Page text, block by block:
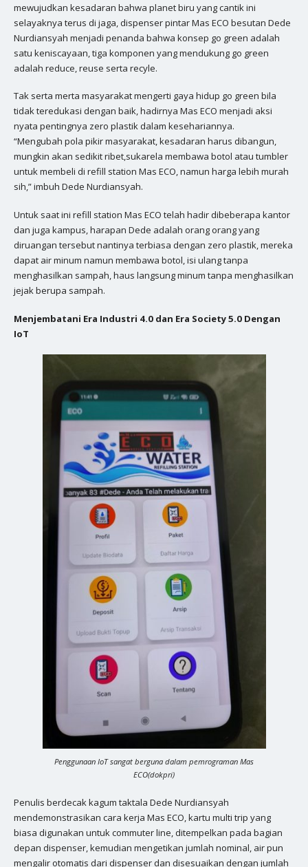
mewujudkan kesadaran bahwa planet biru yang cantik ini
selayaknya terus di jaga, dispenser pintar Mas ECO besutan Dede
Nurdiansyah menjadi penanda bahwa konsep go green adalah
satu keniscayaan, tiga komponen yang mendukung go green
adalah reduce, reuse serta recyle.
Tak serta merta masyarakat mengerti gaya hidup go green bila
tidak teredukasi dengan baik, hadirnya Mas ECO menjadi aksi
nyata pentingnya zero plastik dalam kesehariannya.
“Mengubah pola pikir masyarakat, kesadaran harus dibangun,
mungkin akan sedikit ribet,sukarela membawa botol atau tumbler
untuk membeli di refill station Mas ECO, namun harga lebih murah
sih,” imbuh Dede Nurdiansyah.
Untuk saat ini refill station Mas ECO telah hadir dibeberapa kantor
dan juga kampus, harapan Dede adalah orang orang yang
diruangan tersebut nantinya terbiasa dengan zero plastik, mereka
dapat air minum namun membawa botol, isi ulang tanpa
menghasilkan sampah, haus langsung minum tanpa menghasilkan
jejak berupa sampah.
Menjembatani Era Industri 4.0 dan Era Society 5.0 Dengan
IoT
Penggunaan IoT sangat berguna dalam pemrograman Mas
ECO(dokpri)
Penulis berdecak kagum taktala Dede Nurdiansyah
mendemonstrasikan cara kerja Mas ECO, kartu multi trip yang
biasa digunakan untuk commuter line, ditempelkan pada bagian
depan dispenser, kemudian mengetikan jumlah nominal, air pun
mengalir otomatis dari dispenser dan disesuaikan dengan jumlah